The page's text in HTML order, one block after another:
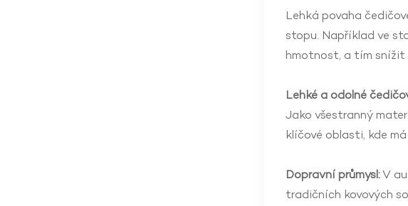
Lehká povaha
stopu. Například ve
hmotnost, a tím snížit
Lehké a odolné
Jako všestranný
klíčové oblasti, kde
Dopravní průmysl:V
tradičních kovových